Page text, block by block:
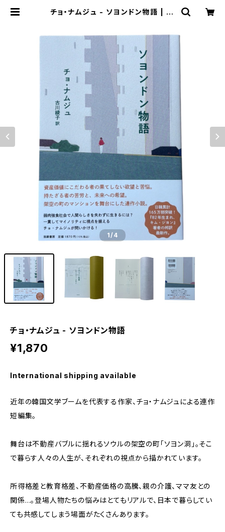
チョ・ナムジュ - ソヨンドン物語 | st
1/4
チョ・ナムジュ - ソヨンドン物語
¥1,870
International shipping available
近年の韓国文学ブームを代表する作家、チョ・ナムジュによる連作
短編集。
舞台は不動産バブルに揺れるソウルの架空の町「ソヨン洞」。そこ
で暮らす人々の人生が、それぞれの視点から描かれています。
所得格差と教育格差、不動産価格の高騰、親の介護、ママ友との
関係…。登場人物たちの悩みはとてもリアルで、日本で暮らしてい
ても共感してしまう場面がたくさんあります。